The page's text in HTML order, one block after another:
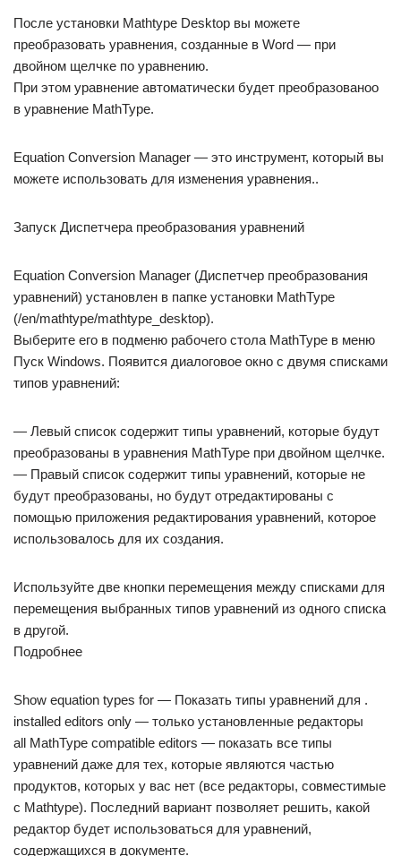
После установки Mathtype Desktop вы можете
преобразовать уравнения, созданные в Word — при
двойном щелчке по уравнению.
При этом уравнение автоматически будет преобразованоо
в уравнение MathType.
Equation Conversion Manager — это инструмент, который вы
можете использовать для изменения уравнения..
Запуск Диспетчера преобразования уравнений
Equation Conversion Manager (Диспетчер преобразования
уравнений) установлен в папке установки MathType
(/en/mathtype/mathtype_desktop).
Выберите его в подменю рабочего стола MathType в меню
Пуск Windows. Появится диалоговое окно с двумя списками
типов уравнений:
— Левый список содержит типы уравнений, которые будут
преобразованы в уравнения MathType при двойном щелчке.
— Правый список содержит типы уравнений, которые не
будут преобразованы, но будут отредактированы с
помощью приложения редактирования уравнений, которое
использовалось для их создания.
Используйте две кнопки перемещения между списками для
перемещения выбранных типов уравнений из одного списка
в другой.
Подробнее
Show equation types for — Показать типы уравнений для .
installed editors only — только установленные редакторы
all MathType compatible editors — показать все типы
уравнений даже для тех, которые являются частью
продуктов, которых у вас нет (все редакторы, совместимые
с Mathtype). Последний вариант позволяет решить, какой
редактор будет использоваться для уравнений,
содержащихся в документе.